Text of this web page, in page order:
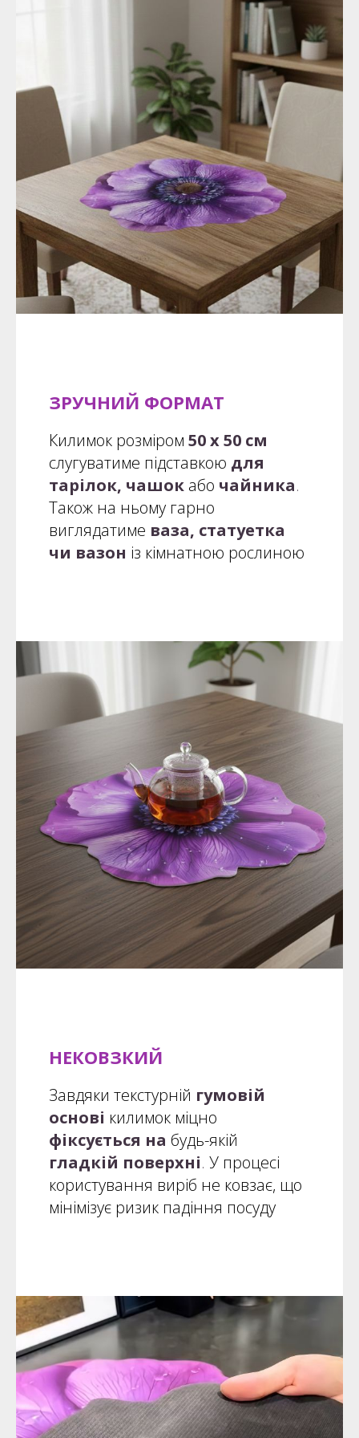
ЗРУЧНИЙ ФОРМАТ
Килимок розміром 50 х 50 см
слугуватиме підставкою для
тарілок, чашокабо чайника.
Також на ньому гарно
виглядатиме ваза, статуетка
чи вазон із кімнатною рослиною
НЕКОВЗКИЙ
Завдяки текстурній гумовій
основі килимок міцно
фіксується на будь-якій
гладкій поверхні. У процесі
користування виріб не ковзає, що
мінімізує ризик падіння посуду